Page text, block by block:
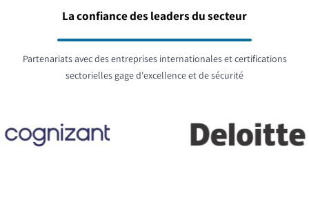
La confiance des leaders du secteur
Partenariats avec des entreprises internationales et certifications
sectorielles gage d'excellence et de sécurité